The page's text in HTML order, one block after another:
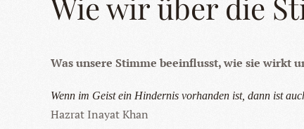
Was unsere Stimme beeinflusst, wie sie wirkt
Wenn im Geist ein Hindernis vorhanden ist, dann ist
Hazrat Inayat Khan